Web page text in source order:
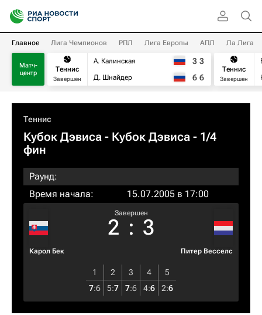
Главное Лига Чемпионов РПЛ Лига Европы АПЛ Ла Лига
Матч-
центр
Теннис
Завершен
А. Калинская
Д. Шнайдер
3 3
6 6
Теннис
Завершен
Теннис
Кубок Дэвиса - Кубок Дэвиса - 1/4
фин
Раунд:
Время начала:
15.07.2005 в 17:00
Карол Бек
Завершен
2 : 3
Питер Весселс
1 2 3 4
5
7:6 5:7 7:6 4:6 2:6